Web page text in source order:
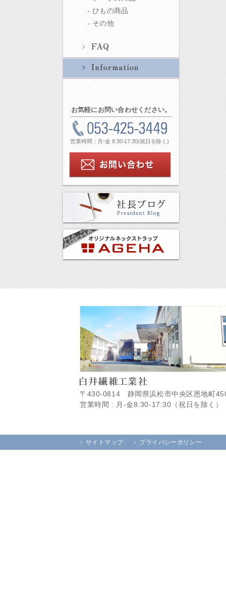
ひもの商品
その他
お気軽にお問い合わせください。
営業時間：月-金 8:30-17:30(祝日を除く)
〒430-0814 静岡県浜松市中央区恩地町
営業時間 : 月-金8:30-17:30（祝日を除く）
サイトマップ プライバシーポリシー